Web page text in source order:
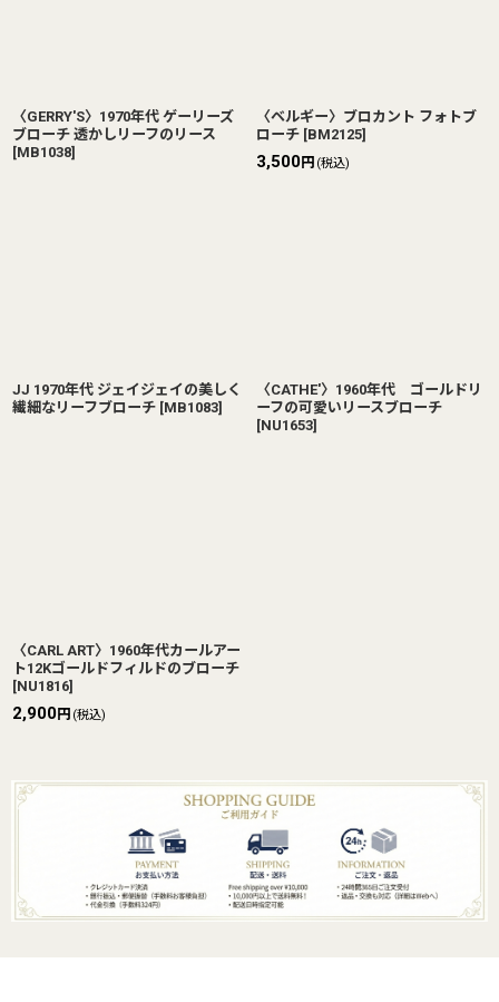
〈GERRY'S〉1970年代 ゲーリーズ
ブローチ 透かしリーフのリース
[MB1038]
〈ベルギー〉ブロカント フォトブ
ローチ [BM2125]
3,500円 (税込)
JJ 1970年代 ジェイジェイの美しく
繊細なリーフブローチ [MB1083]
〈CATHE'〉1960年代 ゴールドリ
ーフの可愛いリースブローチ
[NU1653]
〈CARL ART〉1960年代カールアー
ト12Kゴールドフィルドのブローチ
[NU1816]
2,900円 (税込)